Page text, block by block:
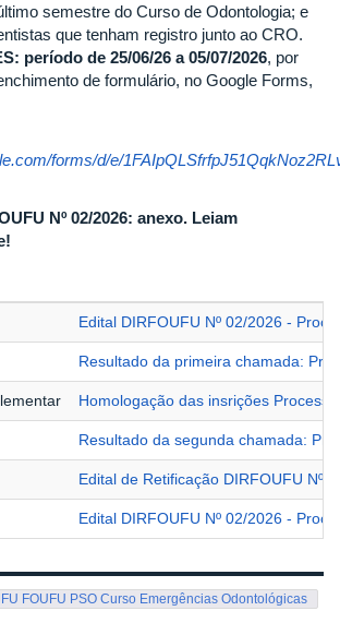
semestre do Curso de Odontologia; e
que tenham registro junto ao CRO.
período de 25/06/26 a 05/07/2026, por
de formulário, no Google Forms,
forms/d/e/
Nº 02/2026: anexo. Leiam
Edital DIRFOUFU Nº 02/2026 -
Resultado da primeira chamada:
Homologação das insrições
Resultado da segunda chamada:
Edital de Retificação DIRFOUFU Nº
Edital DIRFOUFU Nº 02/2026 -
FOUFU PSO Curso Emergências Odontológicas